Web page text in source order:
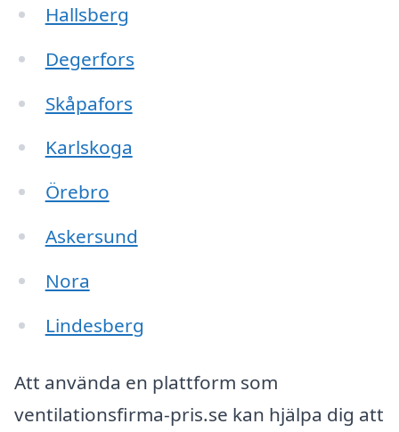
Hallsberg
Degerfors
Skåpafors
Karlskoga
Örebro
Askersund
Nora
Lindesberg
Att använda en plattform som
ventilationsfirma-pris.se kan hjälpa dig att